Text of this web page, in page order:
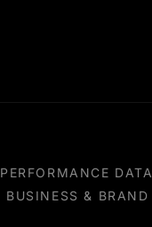
PERFORMANCE DATA
BUSINESS & BRAND